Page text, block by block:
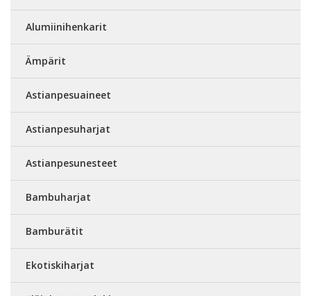
Alumiinihenkarit
Ämpärit
Astianpesuaineet
Astianpesuharjat
Astianpesunesteet
Bambuharjat
Bamburätit
Ekotiskiharjat